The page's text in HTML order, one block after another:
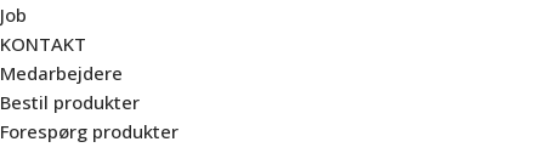
Job
KONTAKT
Medarbejdere
Bestil produkter
Forespørg produkter